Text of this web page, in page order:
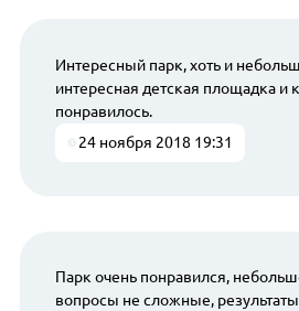
Интересный парк, хоть и
интересная детская площадка и
понравилось.
24 ноября 2018 19:31
Парк очень понравился,
вопросы не сложные,